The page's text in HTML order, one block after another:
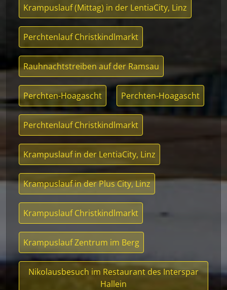
Krampuslauf (Mittag) in der LentiaCity, Linz
Perchtenlauf Christkindlmarkt
Rauhnachtstreiben auf der Ramsau
Perchten-Hoagascht Perchten-Hoagascht
Perchtenlauf Christkindlmarkt
Krampuslauf in der LentiaCity, Linz
Krampuslauf in der Plus City, Linz
Krampuslauf Christkindlmarkt
Krampuslauf Zentrum im Berg
Nikolausbesuch im Restaurant des Interspar
Hallein